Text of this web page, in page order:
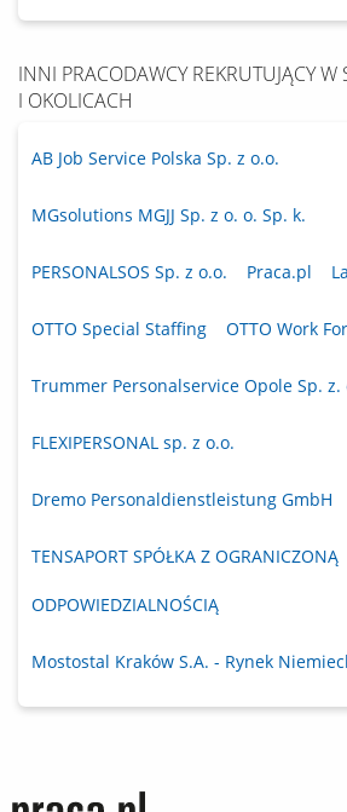
INNI PRACODAWCY REKRUTUJĄCY W
I OKOLICACH
AB Job Service Polska Sp. z o.o.
MGsolutions MGJJ Sp. z o. o. Sp. k.
PERSONALSOS Sp. z o.o. Praca.pl
OTTO Special Staffing OTTO Work
Trummer Personalservice Opole Sp. z.
FLEXIPERSONAL sp. z o.o.
Dremo Personaldienstleistung GmbH
TENSAPORT SPÓŁKA Z OGRANICZONĄ
ODPOWIEDZIALNOŚCIĄ
Mostostal Kraków S.A. - Rynek